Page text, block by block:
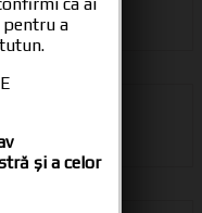
pentru a
şi a celor